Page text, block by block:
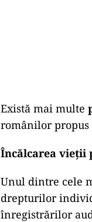
Există mai multe
românilor
Încălcarea vieții
Unul dintre cele
drepturilor
înregistrărilor